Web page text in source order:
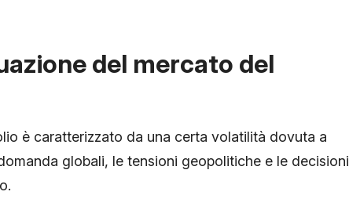
del mercato del
è caratterizzato da una certa volatilità dovuta a
globali, le tensioni geopolitiche e le decisioni